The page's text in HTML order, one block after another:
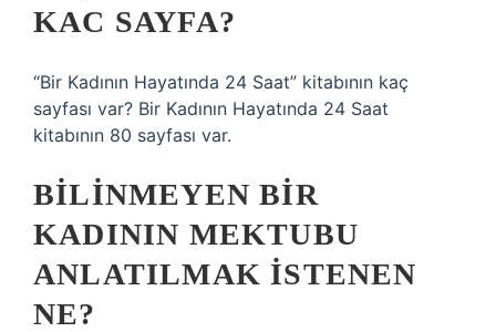
KAC SAYFA?
“Bir Kadının Hayatında 24 Saat” kitabının kaç
sayfası var? Bir Kadının Hayatında 24 Saat
kitabının 80 sayfası var.
BILINMEYEN BIR
KADININ MEKTUBU
ANLATILMAK ISTENEN
NE?